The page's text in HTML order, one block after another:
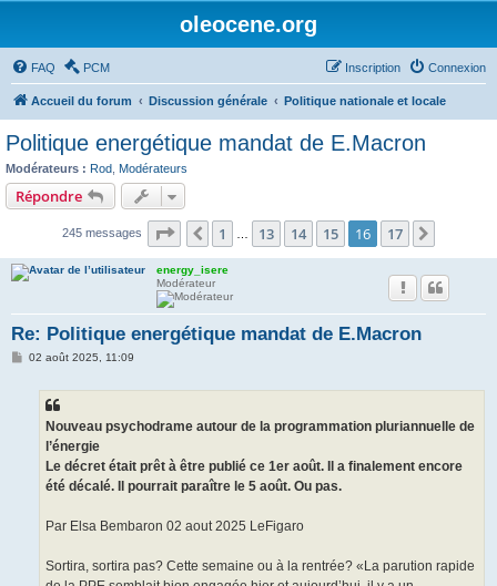
oleocene.org
FAQ PCM Connexion
Inscription
Accueil du forum Discussion générale Politique nationale et locale
Politique energétique mandat de E.Macron
Modérateurs : Rod Modérateurs
Répondre
245 messages Page 16 17
Précédent
1 13 14 15 16 17
energy_isere
Modérateur
Re: Politique energétique mandat de E.Macron
M02 août 2025, 11:09
Nouveau psychodrame autour de la programmation pluriannuelle de
l’énergie
Le décret était prêt à être publié ce 1er août. Il a finalement encore
été décalé. Il pourrait paraître le 5 août. Ou pas.
Par Elsa Bembaron 02 aout 2025 LeFigaro
Sortira, sortira pas? Cette semaine ou à la rentrée? «La parution rapide